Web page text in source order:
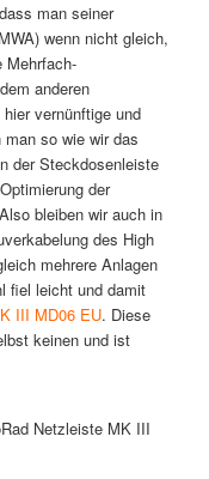
man seiner
wenn nicht gleich,
Mehrfach-
anderen
vernünftige und
so wie wir das
der Steckdosenleiste
der
bleiben wir auch in
des High
mehrere Anlagen
fiel leicht und damit
III MD06 EU. Diese
keinen und ist
Netzleiste MK III